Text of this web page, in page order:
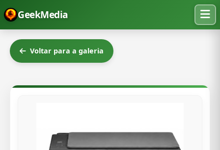
GeekMedia
Voltar para a galeria